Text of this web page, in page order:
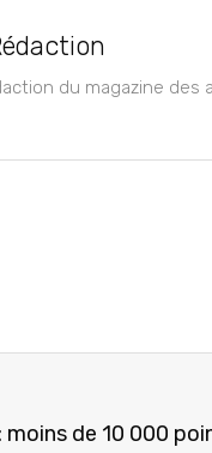
du magazine des
moins de 10 000